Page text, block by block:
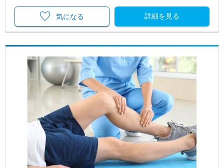
詳細を見る
気になる